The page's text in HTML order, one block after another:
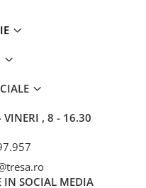
VINERI , 8 - 16.30
IN SOCIAL MEDIA